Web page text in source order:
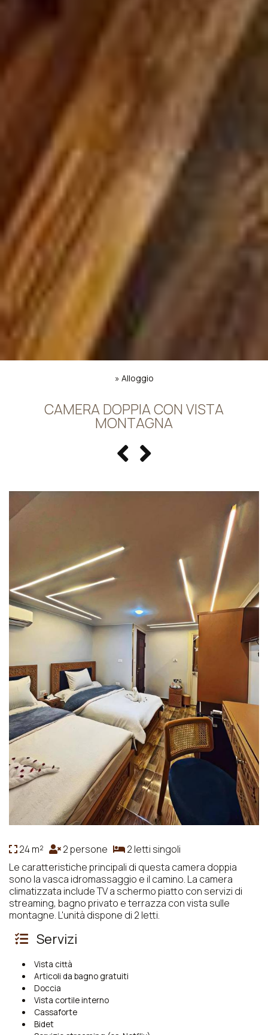
» Alloggio
CAMERA DOPPIA CON VISTA
MONTAGNA
24 m² 2 persone
2 letti singoli
Le caratteristiche principali di questa camera doppia
sono la vasca idromassaggio e il camino. La camera
climatizzata include TV a schermo piatto con servizi di
streaming, bagno privato e terrazza con vista sulle
montagne. L'unità dispone di 2 letti.
Servizi
Vista città
Articoli da bagno gratuiti
Doccia
Vista cortile interno
Cassaforte
Bidet